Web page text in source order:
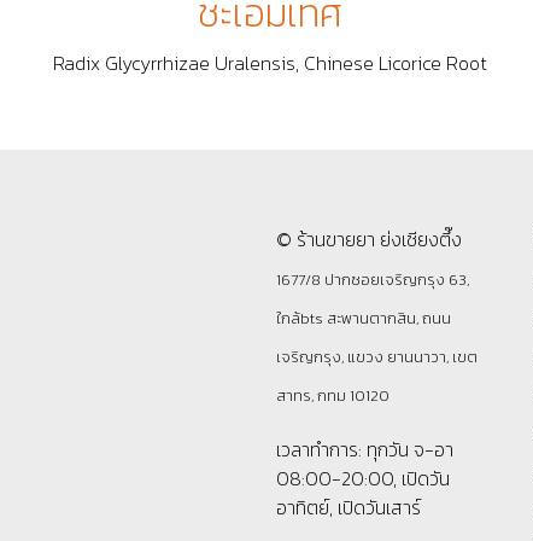
ชะเอมเทศ
Radix Glycyrrhizae Uralensis, Chinese Licorice Root
© ร้านขายยา ย่งเชียงตึ๊ง
1677/8 ปากซอยเจริญกรุง 63,
ใกล้bts สะพานตากสิน, ถนน
เจริญกรุง, แขวง ยานนาวา, เขต
สาทร, กทม 10120
เวลาทำการ: ทุกวัน จ-อา
08:00-20:00, เปิดวัน
อาทิตย์, เปิดวันเสาร์